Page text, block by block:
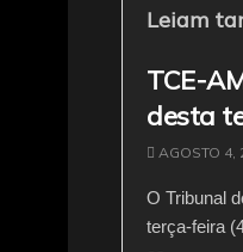
b
o
o
k
Leiam
TCE-
desta
AGOSTO 4,
O Tribunal
terça-feira